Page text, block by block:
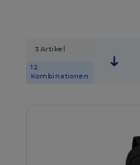
3 Artikel
12
Kombinationen